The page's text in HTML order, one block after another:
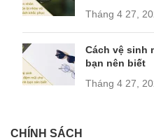
Tháng 4 27,
Cách vệ sinh
bạn nên biết
Tháng 4 27,
CHÍNH SÁCH